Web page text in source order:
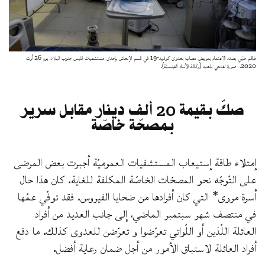
طاقم طبّي بصدد الاهتمام بمريض مصاب بعدوى كوفيد-19 في قسم الإنعاش بإحدى مستشفيات قابس جنوب البلاد، يوم 26 أوت
2020. صورة لفتحي بلعيد (وكالة الأنباء الفرنسيّة).
صكّ بقيمة 20 ألف دينار مقابل سرير
بمصحّة خاصّة
إمتلاء طاقة إستيعاب المستشفيات العموميّة أجبرت بعض المرضى
على التّوجّه نحو المصحّات الخاصّة المكلفة للغاية. كان هذا حال
أسرة مروى* التي كان أفرادها من ضحايا الفيروس. فقد توفّي عمّها
في منتصف شهر سبتمبر الماضي، إلى جانب العديد من أفراد
العائلة اللّذين أو اللّواتي تعرّضوا و تعرّضن للعدوى كذلك. ما دفع
أفراد العائلة لاستباق الأمور من أجل ضمان رعاية أفضل.